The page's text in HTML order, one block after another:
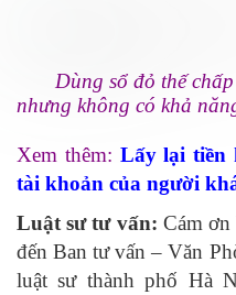
Dùng sổ đỏ thế chấp
nhưng không có khả
Xem thêm: Lấy lại tiền
tài khoản của người
Luật sư tư vấn: Cám ơn
đến Ban tư vấn – Văn
luật sư thành phố Hà